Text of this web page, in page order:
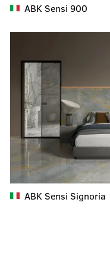
ABK Sensi 900
ABK Sensi Signoria